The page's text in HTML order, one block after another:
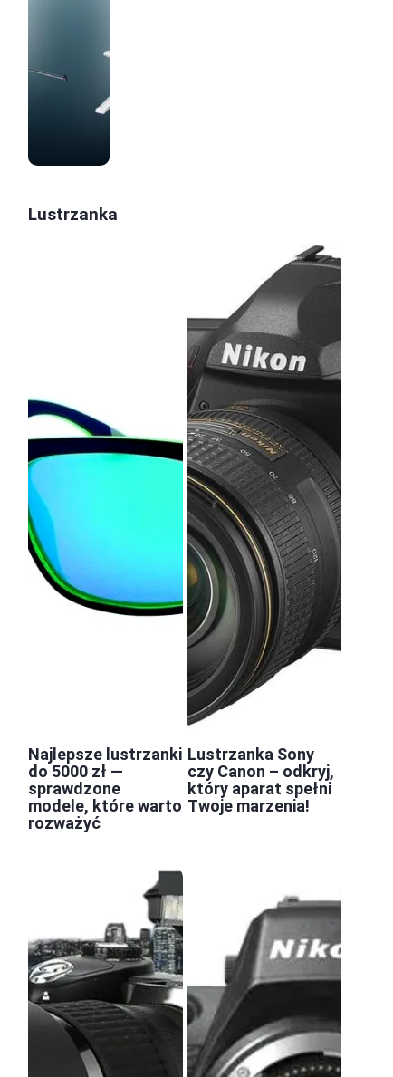
Lustrzanka
Najlepsze lustrzanki
do 5000 zł —
sprawdzone
modele, które warto
rozważyć
Lustrzanka Sony
czy Canon – odkryj,
który aparat spełni
Twoje marzenia!